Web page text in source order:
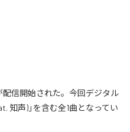
配信開始された。今回デジタル
知声)」を含む全1曲となってい